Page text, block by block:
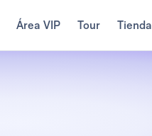
Área VIP Tour Tienda